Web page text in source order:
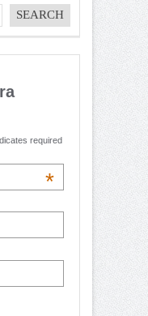
required
*